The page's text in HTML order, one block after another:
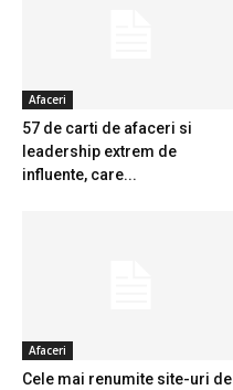
Afaceri
57 de carti de afaceri si
leadership extrem de
influente, care...
Afaceri
Cele mai renumite site-uri de